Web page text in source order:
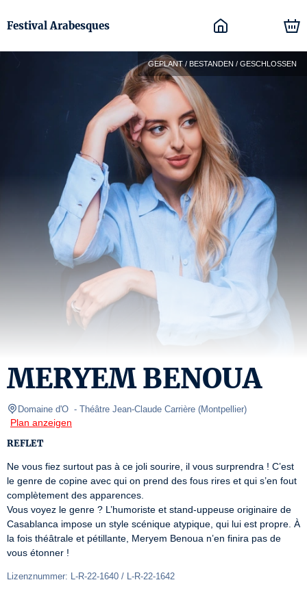
Festival Arabesques
GEPLANT / BESTANDEN / GESCHLOSSEN
MERYEM BENOUA
Domaine d'O - Théâtre Jean-Claude Carrière (Montpellier)
Plan anzeigen
REFLET
Ne vous fiez surtout pas à ce joli sourire, il vous surprendra ! C’est
le genre de copine avec qui on prend des fous rires et qui s’en fout
complètement des apparences.
Vous voyez le genre ? L’humoriste et stand-uppeuse originaire de
Casablanca impose un style scénique atypique, qui lui est propre. À
la fois théâtrale et pétillante, Meryem Benoua n’en finira pas de
vous étonner !
Lizenznummer: L-R-22-1640 / L-R-22-1642